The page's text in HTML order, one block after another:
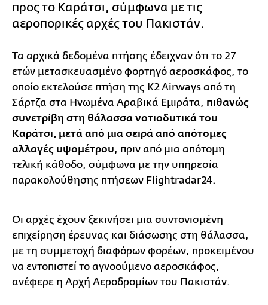
προς το Καράτσι, σύμφωνα με τις
αεροπορικές αρχές του Πακιστάν.
Τα αρχικά δεδομένα πτήσης έδειχναν ότι το 27
ετών μετασκευασμένο φορτηγό αεροσκάφος, το
οποίο εκτελούσε πτήση της K2 Airways από τη
Σάρτζα στα Ηνωμένα Αραβικά Εμιράτα, πιθανώς
συνετρίβη στη θάλασσα νοτιοδυτικά του
Καράτσι, μετά από μια σειρά από απότομες
αλλαγές υψομέτρου, πριν από μια απότομη
τελική κάθοδο, σύμφωνα με την υπηρεσία
παρακολούθησης πτήσεων Flightradar24.
Οι αρχές έχουν ξεκινήσει μια συντονισμένη
επιχείρηση έρευνας και διάσωσης στη θάλασσα,
με τη συμμετοχή διαφόρων φορέων, προκειμένου
να εντοπιστεί το αγνοούμενο αεροσκάφος,
ανέφερε η Αρχή Αεροδρομίων του Πακιστάν.